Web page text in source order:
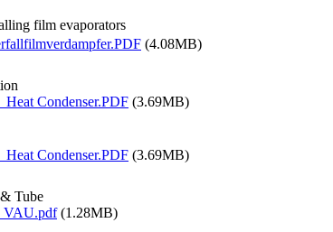
film evaporators
(4.08MB)
Condenser.PDF (3.69MB)
Condenser.PDF (3.69MB)
Tube
(1.28MB)